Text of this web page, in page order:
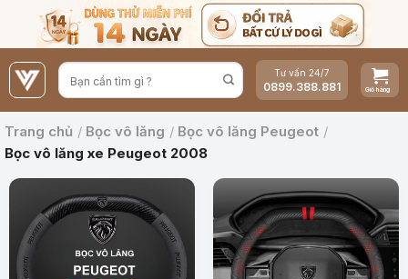
nội
dung
Tư vấn 24/7
0899.388.881
Trang chủ / Bọc vô lăng / Bọc vô lăng Peugeot /
Bọc vô lăng xe Peugeot 2008